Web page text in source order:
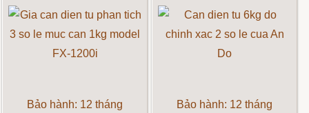
Bảo hành: 12 tháng Bảo hành: 12 tháng